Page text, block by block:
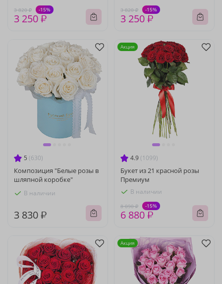
3 820 ₽ -15%
3 250 ₽
3 820 ₽ -15%
3 250 ₽
5 (630)
Композиция "Белые розы в
шляпной коробке"
В наличии
3 830 ₽
4.9 (1099)
Букет из 21 красной розы
Премиум
В наличии
8 090 ₽ -15%
6 880 ₽
Акция
Акция